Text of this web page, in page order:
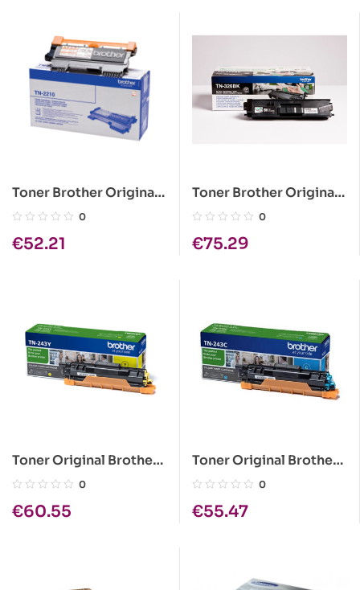
Toner Brother Original
TN-2210
0
€52.21
Toner Brother Original
TN-326BK Preto
0
€75.29
Toner Original Brother
TN243 Amarelo
0
€60.55
Toner Original Brother
TN243 Azul
0
€55.47